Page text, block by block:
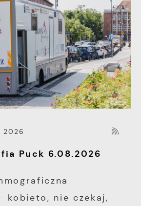
Puck 6.08.2026
kobieto, nie czekaj,